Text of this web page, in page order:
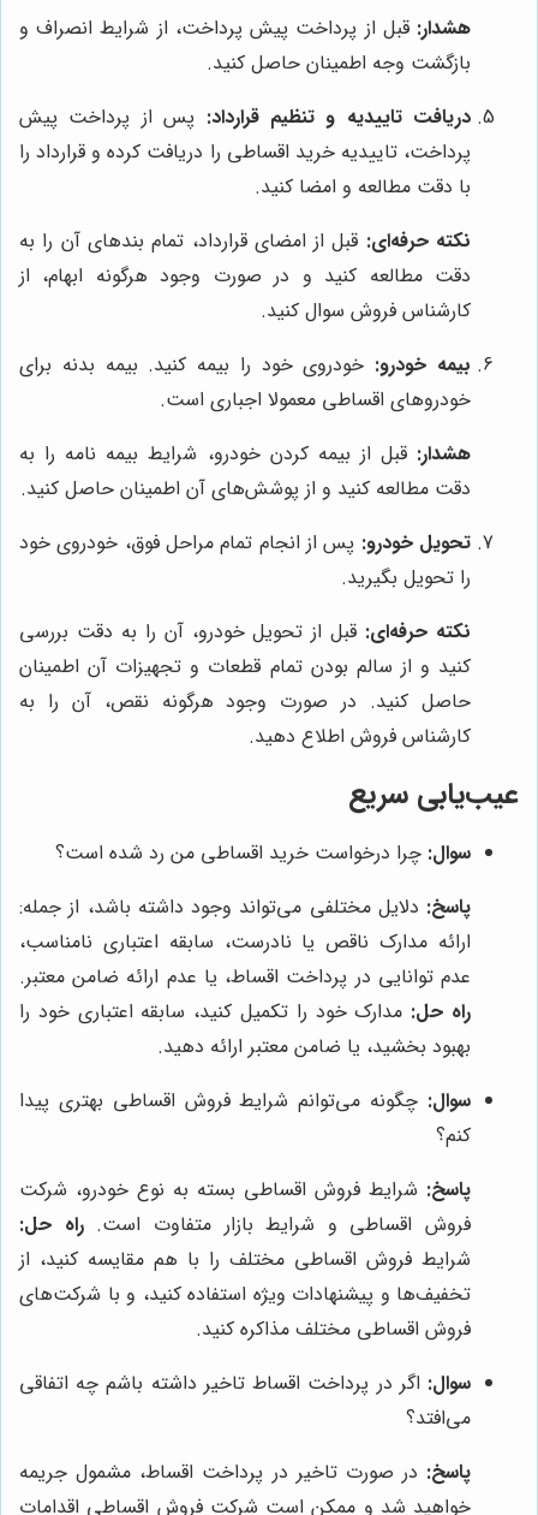
هشدار: قبل از پرداخت پیش پرداخت، از شرایط انصراف و
بازگشت وجه اطمینان حاصل کنید.
دریافت تاییدیه و تنظیم قرارداد: پس از پرداخت پیش
پرداخت، تاییدیه خرید اقساطی را دریافت کرده و قرارداد را
با دقت مطالعه و امضا کنید.
نکته حرفه‌ای: قبل از امضای قرارداد، تمام بندهای آن را به
دقت مطالعه کنید و در صورت وجود هرگونه ابهام، از
کارشناس فروش سوال کنید.
بیمه خودرو: خودروی خود را بیمه کنید. بیمه بدنه برای
خودروهای اقساطی معمولا اجباری است.
هشدار: قبل از بیمه کردن خودرو، شرایط بیمه نامه را به
دقت مطالعه کنید و از پوشش‌های آن اطمینان حاصل کنید.
تحویل خودرو: پس از انجام تمام مراحل فوق، خودروی خود
را تحویل بگیرید.
نکته حرفه‌ای: قبل از تحویل خودرو، آن را به دقت بررسی
کنید و از سالم بودن تمام قطعات و تجهیزات آن اطمینان
حاصل کنید. در صورت وجود هرگونه نقص، آن را به
کارشناس فروش اطلاع دهید.
عیب‌یابی سریع
سوال: چرا درخواست خرید اقساطی من رد شده است؟
پاسخ: دلایل مختلفی می‌تواند وجود داشته باشد، از جمله:
ارائه مدارک ناقص یا نادرست، سابقه اعتباری نامناسب،
عدم توانایی در پرداخت اقساط، یا عدم ارائه ضامن معتبر.
راه حل: مدارک خود را تکمیل کنید، سابقه اعتباری خود را
بهبود بخشید، یا ضامن معتبر ارائه دهید.
سوال: چگونه می‌توانم شرایط فروش اقساطی بهتری پیدا
کنم؟
پاسخ: شرایط فروش اقساطی بسته به نوع خودرو، شرکت
فروش اقساطی و شرایط بازار متفاوت است.راه حل:
شرایط فروش اقساطی مختلف را با هم مقایسه کنید، از
تخفیف‌ها و پیشنهادات ویژه استفاده کنید، و با شرکت‌های
فروش اقساطی مختلف مذاکره کنید.
سوال: اگر در پرداخت اقساط تاخیر داشته باشم چه اتفاقی
می‌افتد؟
پاسخ: در صورت تاخیر در پرداخت اقساط، مشمول جریمه
خواهید شد و ممکن است شرکت فروش اقساطی اقدامات